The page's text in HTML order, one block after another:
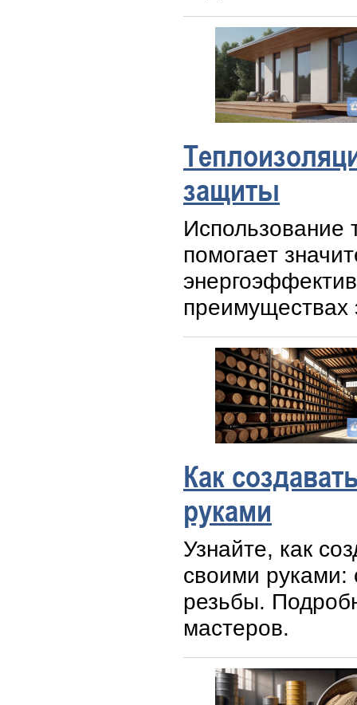
защиты
помогает
преимуществах
Как
руками
Узнайте, как
своими руками:
резьбы.
мастеров.